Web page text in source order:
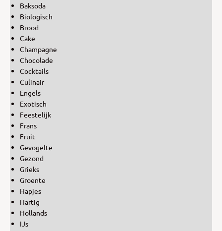
Baksoda
Biologisch
Brood
Cake
Champagne
Chocolade
Cocktails
Culinair
Engels
Exotisch
Feestelijk
Frans
Fruit
Gevogelte
Gezond
Grieks
Groente
Hapjes
Hartig
Hollands
IJs